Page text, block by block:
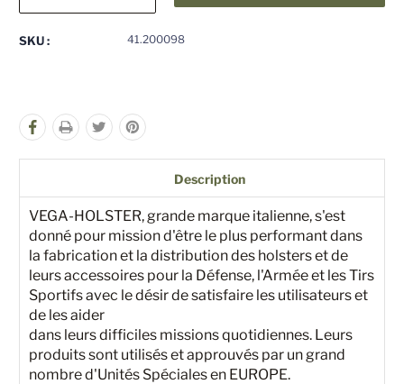
SKU : 41.200098
Description
VEGA-HOLSTER, grande marque italienne, s'est
donné pour mission d'être le plus performant dans
la fabrication et la distribution des holsters et de
leurs accessoires pour la Défense, l'Armée et les Tirs
Sportifs avec le désir de satisfaire les utilisateurs et
de les aider
dans leurs difficiles missions quotidiennes. Leurs
produits sont utilisés et approuvés par un grand
nombre d'Unités Spéciales en EUROPE.